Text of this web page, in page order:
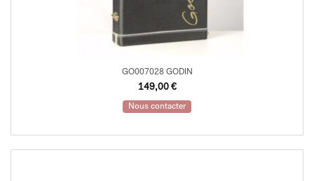
GO007028 GODIN
149,00 €
Nous contacter